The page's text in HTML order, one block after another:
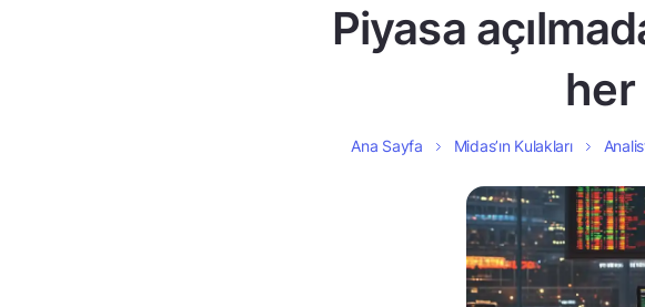
Piyasa
her
Ana Sayfa Midas’ın Kulakları